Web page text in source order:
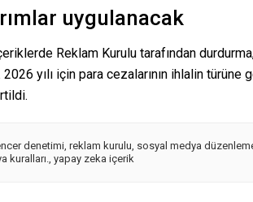
uygulanacak
Reklam Kurulu tarafından
yılı için para cezalarının ihlalin
denetimi, reklam kurulu, sosyal medya
kuralları., yapay zeka içerik